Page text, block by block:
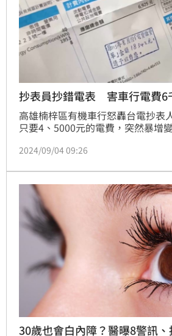
抄表員抄錯電表 害車行電費6
高雄楠梓區有機車行怒轟台電抄表
只要4、5000元的電費，突然暴增
了，導致他的用電量硬生生多了
時加強教育訓練。
2024/09/04 09:26
30歲也會白內障？醫曝8警訊